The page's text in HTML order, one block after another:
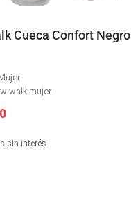
Cueca Confort Negro
walk mujer
El
actual
sin interés